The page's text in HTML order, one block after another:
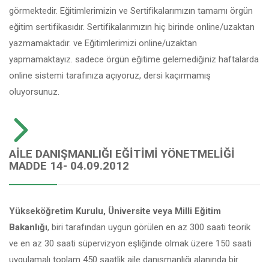
görmektedir. Eğitimlerimizin ve Sertifikalarımızın tamamı örgün
eğitim sertifikasıdır. Sertifikalarımızın hiç birinde online/uzaktan
yazmamaktadır. ve Eğitimlerimizi online/uzaktan
yapmamaktayız. sadece örgün eğitime gelemediğiniz haftalarda
online sistemi tarafınıza açıyoruz, dersi kaçırmamış
oluyorsunuz.
AILE DANIŞMANLIĞI EĞITIMI YÖNETMELIĞI
MADDE 14- 04.09.2012
Yükseköğretim Kurulu, Üniversite veya Milli Eğitim
Bakanlığı, biri tarafından uygun görülen en az 300 saati teorik
ve en az 30 saati süpervizyon eşliğinde olmak üzere 150 saati
uygulamalı toplam 450 saatlik aile danışmanlığı alanında bir